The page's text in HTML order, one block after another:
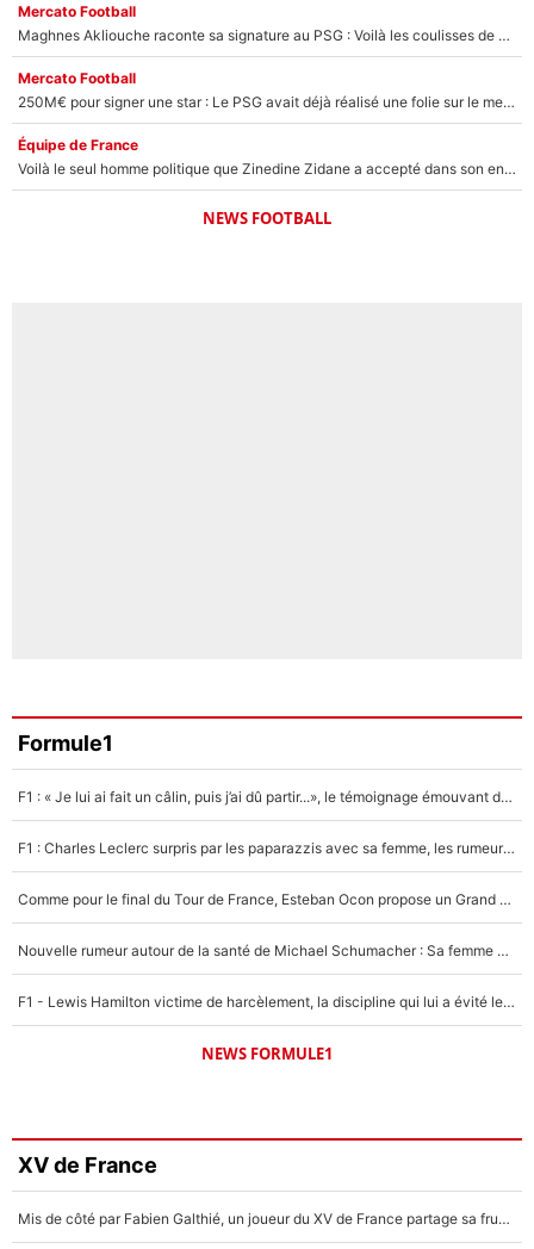
Mercato Football
Maghnes Akliouche raconte sa signature au PSG : Voilà les coulisses de son transfert de rêve à 50M€
Mercato Football
250M€ pour signer une star : Le PSG avait déjà réalisé une folie sur le mercato bien avant Neymar !
Équipe de France
Voilà le seul homme politique que Zinedine Zidane a accepté dans son entourage : «Je garde un très bon souvenir de lui»
NEWS FOOTBALL
Formule1
F1 : « Je lui ai fait un câlin, puis j’ai dû partir...», le témoignage émouvant de Max Verstappen sur sa fille
F1 : Charles Leclerc surpris par les paparazzis avec sa femme, les rumeurs étaient vraies !
Comme pour le final du Tour de France, Esteban Ocon propose un Grand Prix de Formule 1 à Paris : «Autour de l’Arc de Triomphe, ce serait génial» !
Nouvelle rumeur autour de la santé de Michael Schumacher : Sa femme Corinna sort du silence
F1 - Lewis Hamilton victime de harcèlement, la discipline qui lui a évité le pire : «J'aurais probablement mal tourné»
NEWS FORMULE1
XV de France
Mis de côté par Fabien Galthié, un joueur du XV de France partage sa frustration : «ils ne me l’ont pas dit tout de suite»